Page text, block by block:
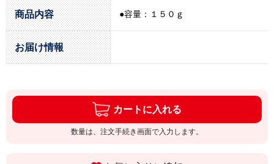
商品内容 ●容量：１５０ｇ
お届け情報
カートに入れる
数量は、注文手続き画面で入力します。